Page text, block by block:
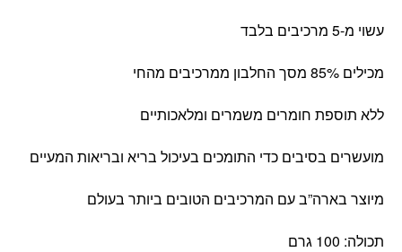
עשוי מ-5 מרכיבים בלבד
מכילים 85% מסך החלבון ממרכיבים מהחי
ללא תוספת חומרים משמרים ומלאכותיים
מועשרים בסיבים כדי התומכים בעיכול בריא ובריאות המעיים
מיוצר בארה”ב עם המרכיבים הטובים ביותר בעולם
תכולה: 100 גרם